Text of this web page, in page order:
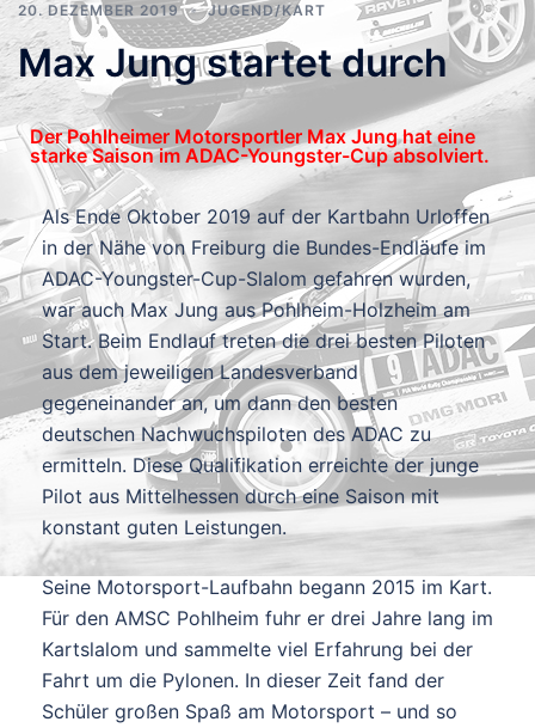
20. DEZEMBER 2019 JUGEND/KART
Max Jung startet durch
Der Pohlheimer Motorsportler Max Jung hat eine
starke Saison im ADAC-Youngster-Cup absolviert.
Als Ende Oktober 2019 auf der Kartbahn Urloffen
in der Nähe von Freiburg die Bundes-Endläufe im
ADAC-Youngster-Cup-Slalom gefahren wurden,
war auch Max Jung aus Pohlheim-Holzheim am
Start. Beim Endlauf treten die drei besten Piloten
aus dem jeweiligen Landesverband
gegeneinander an, um dann den besten
deutschen Nachwuchspiloten des ADAC zu
ermitteln. Diese Qualifikation erreichte der junge
Pilot aus Mittelhessen durch eine Saison mit
konstant guten Leistungen.
Seine Motorsport-Laufbahn begann 2015 im Kart.
Für den AMSC Pohlheim fuhr er drei Jahre lang im
Kartslalom und sammelte viel Erfahrung bei der
Fahrt um die Pylonen. In dieser Zeit fand der
Schüler großen Spaß am Motorsport – und so